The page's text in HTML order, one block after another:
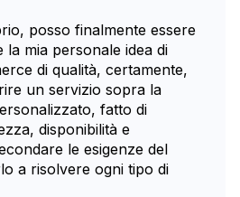
posso finalmente essere
la mia personale idea di
di qualità, certamente,
un servizio sopra la
fatto di
disponibilità e
le esigenze del
a risolvere ogni tipo di